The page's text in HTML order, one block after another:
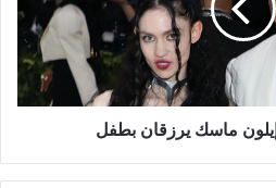
ماسك يرزقان بطفل